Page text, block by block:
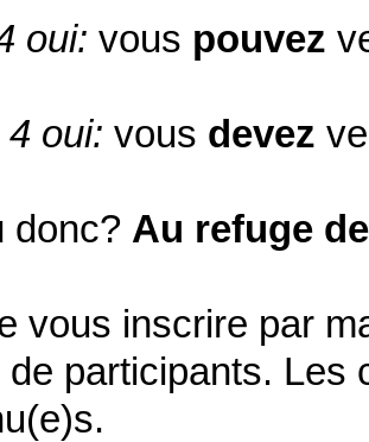
oui: vous pouvez
oui: vous devez
donc? Au refuge
vous inscrire par
de participants. Les